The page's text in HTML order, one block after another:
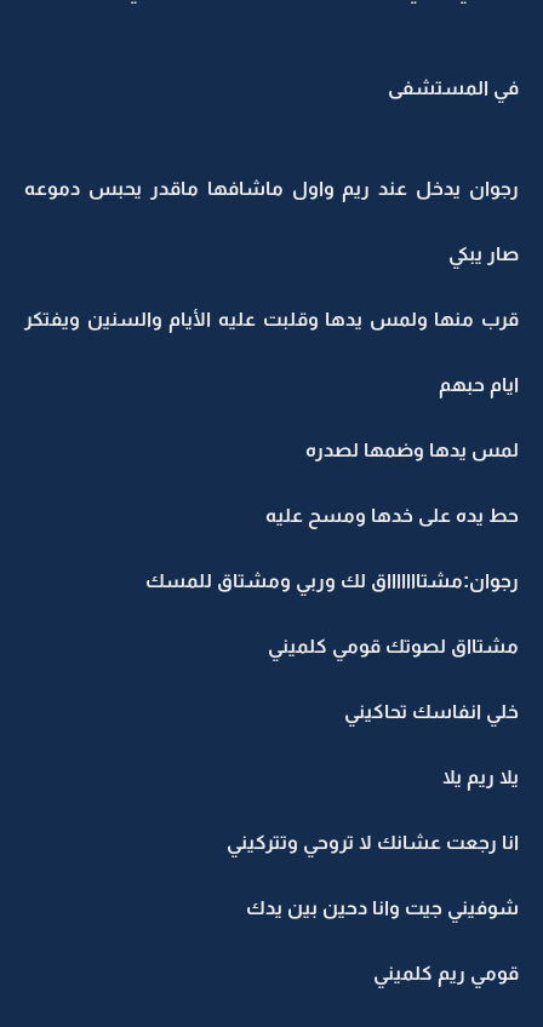
في المستشفى
رجوان يدخل عند ريم واول ماشافها ماقدر يحبس دموعه
صار يبكي
قرب منها ولمس يدها وقلبت عليه الأيام والسنين ويفتكر
ايام حبهم
لمس يدها وضمها لصدره
حط يده على خدها ومسح عليه
رجوان:مشتاااااااق لك وربي ومشتاق للمسك
مشتااق لصوتك قومي كلميني
خلي انفاسك تحاكيني
يلا ريم يلا
انا رجعت عشانك لا تروحي وتتركيني
شوفيني جيت وانا دحين بين يدك
قومي ريم كلميني